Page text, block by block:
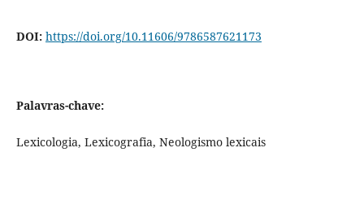
DOI: https://doi.org/10.11606/9786587621173
Palavras-chave:
Lexicologia, Lexicografia, Neologismo lexicais